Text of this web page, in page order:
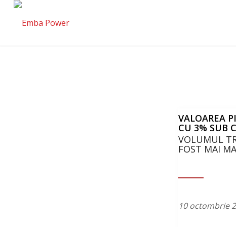
VALOAREA
CU 3% SUB
VOLUMUL
FOST MAI
10 octombrie